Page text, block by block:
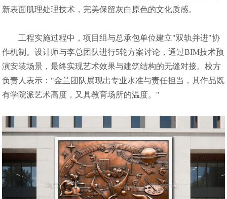
新表面肌理处理技术，完美保留灰白原色的文化质感。
工程实施过程中，项目组与总承包单位建立"双轨并进"协
作机制。设计师与李总团队进行5轮方案讨论，通过BIM技术预
演安装场景，最终实现艺术效果与建筑结构的无缝对接。校方
负责人表示："金兰团队展现出专业水准与责任担当，其作品既
有学院派艺术高度，又具教育场所的温度。"